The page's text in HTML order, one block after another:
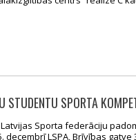
SPORTA
Sporta federāciju
LSPA, Brīvības gatve